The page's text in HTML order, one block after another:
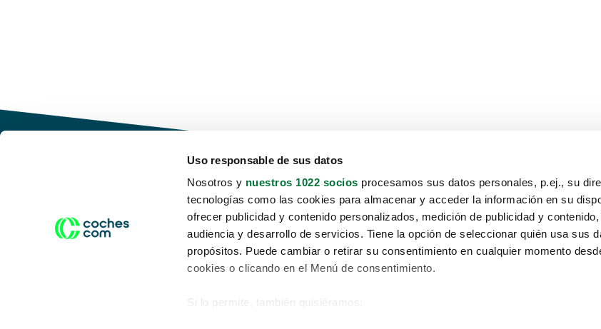
Uso responsable de sus datos
Nosotros y nuestros 1022 socios procesamos sus datos personales, p.ej., su
tecnologías como las cookies para almacenar y acceder la información en su
ofrecer publicidad y contenido personalizados, medición de publicidad y
audiencia y desarrollo de servicios. Tiene la opción de seleccionar quién usa sus
propósitos. Puede cambiar o retirar su consentimiento en cualquier momento
cookies o clicando en el Menú de consentimiento.
Si lo permite, también quisiéramos:
Conduce tu futuro,
desata tu movilidad